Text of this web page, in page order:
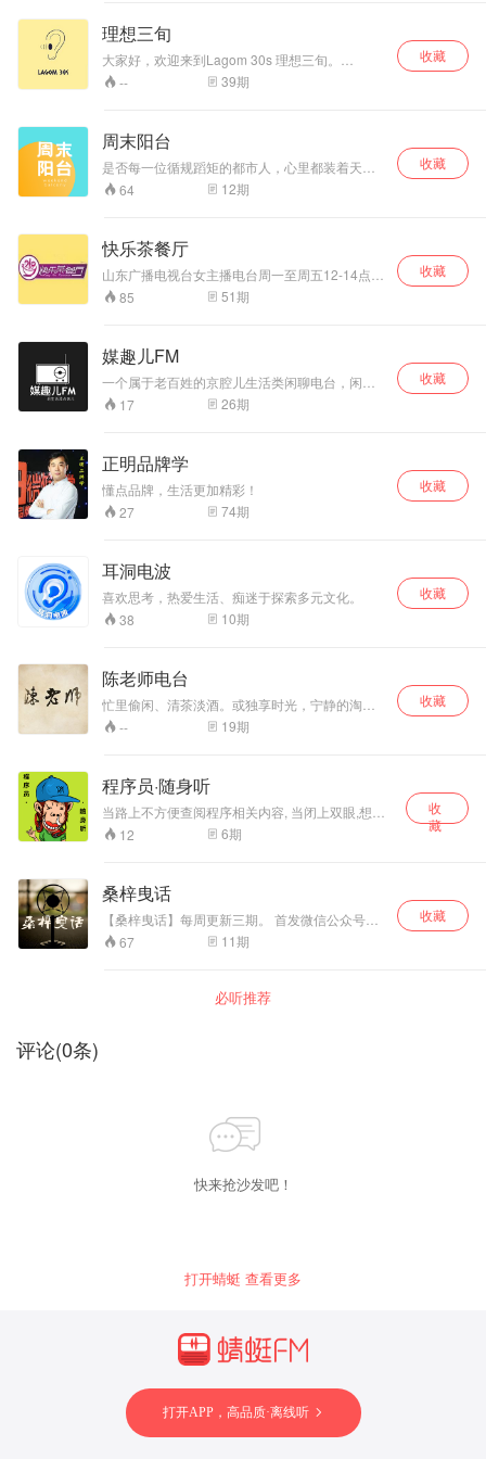
理想三旬
大家好，欢迎来到Lagom 30s 理想三旬。
Lagom是源自瑞典的一种生活哲学与美学。逃
离、创作、休整，不多不少，刚刚好，工作与生
悟。 在这里和你分享一些个人成长、生活方式、
心理健康、情感分析... 我们提供或知性或智性或
二性的多元视角，用真诚的态度，笨拙的发问方
式，释放逃离之心，寻一方心灵净土。 周更（周
系，日常着迷于锻炼大脑肌肉和变有趣。期待与
你的互动。
-- 39期
收藏
周末阳台
是否每一位循规蹈矩的都市人，心里都装着天马
行空的人生幻想？ 《周末阳台》用温柔而有趣的
方式，帮助奔波劳碌的你进入乌托邦，带你发现
台》是一档杂谈类都市播客，由阿卷、辣辣、味
美思、Jennifer四位主播分享成长中的爆笑瞬间，
探讨漫漫人生的是非观，科普然并卵的冷知识。
和你一起聊烟火人间寻常事，展忙里偷闲开心
颜。 不慌不忙，眼里有光。
64 12期
收藏
快乐茶餐厅
山东广播电视台女主播电台周一至周五12-14点
《快乐茶餐厅》！葱花男主播小帅，茉莉女主播
Monica，聊得全是乐！
85 51期
收藏
媒趣儿FM
一个属于老百姓的京腔儿生活类闲聊电台，闲的
没事儿您就听听～ 微博搜索「媒趣儿」会更新节
目相关内容
17 26期
收藏
正明品牌学
懂点品牌，生活更加精彩！
27
74期
收藏
耳洞电波
喜欢思考，热爱生活、痴迷于探索多元文化。
38
10期
收藏
陈老师电台
忙里偷闲、清茶淡酒。或独享时光，宁静的淘
气；或三五好友，共同的欢心。
-- 19期
收藏
程序员·随身听
当路上不方便查阅程序相关内容, 当闭上双眼,想听
些轻度编程话题, 请尝试一下<程序员·随身听>. 作
者为iOS程序员,以iOS为入口,希望能够窥见编程圣
等. 文稿地址：
http://www.jianshu.com/notebooks/8400644/latest
微博：http://weibo.com/liudashuaiisadreamer
12 6期
收
藏
桑梓曳话
【桑梓曳话】每周更新三期。 首发微信公众号：
sangziyehua 晚上9点准时收听。 主播：闫宁
（新浪微博@主播闫宁） 主播：小麦（新浪微博
步，回头望来时的路，爱和梦想，请你不要辜
67 11期
收藏
必听推荐
评论(0条)
快来抢沙发吧！
打开蜻蜓 查看更多
打开APP，高品质·离线听